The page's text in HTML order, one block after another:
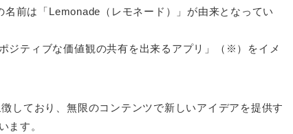
前は「Lemonade（レモネード）」が由来となってい
ジティブな価値観の共有を出来るアプリ 」（※）をイメ
しており、無限のコンテンツで新しいアイデアを提供す
ます。